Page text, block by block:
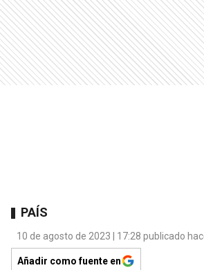
PAÍS
10 de agosto de 2023 | 17:28 publicado
Añadir como fuente en